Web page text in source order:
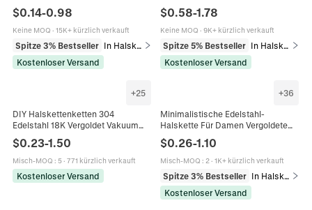
Gliederschlange Und Perlenkette
Gold Silber Farbe
$0.14-0.98
Keine MOQ · 15K+ kürzlich verkauft
Spitze 3% Bestseller
Kostenloser Versand
Curb Kette Mode Schmuck
Accessoire
$0.58-1.78
Keine MOQ · 9K+ kürzlich verkauft
Spitze 5% Bestseller
Kostenloser Versand
+25
DIY Halskettenketten 304
Edelstahl 18K Vergoldet Vakuum
Beschichtung Schmuckzubehör
Figaro Schlangen Box Stile
$0.23-1.50
Misch-MOQ : 5· 771 kürzlich verkauft
Kostenloser Versand
+36
Minimalistische Edelstahl-
Halskette Für Damen Vergoldete
Schlangen- Und Gliederkette
Schmuck Für Tägliche Mode
Pendler
$0.26-1.10
Misch-MOQ : 2· 1K+ kürzlich verkauft
Spitze 3% Bestseller
In Halsketten
Kostenloser Versand